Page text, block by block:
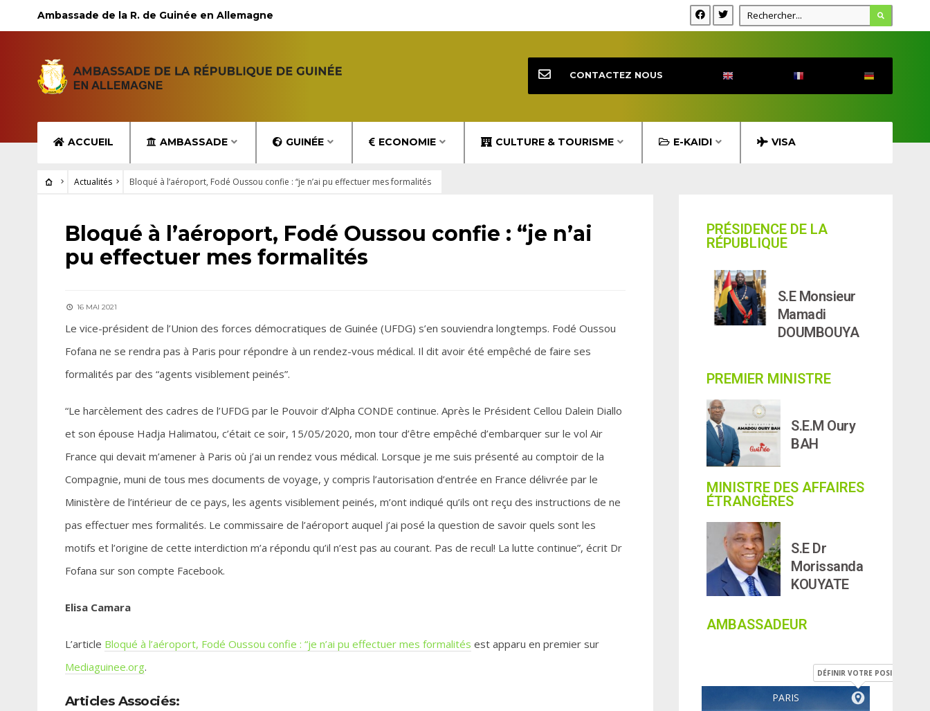
Ambassade de la R. de Guinée en Allemagne
ACCUEIL AMBASSADE GUINÉE ECONOMIE CULTURE & TOURISME E-KAIDI VISA
CONTACTEZ NOUS
Actualités Bloqué à l’aéroport, Fodé Oussou confie : “je n’ai pu effectuer mes formalités
ACTUALITÉS
Bloqué à l’aéroport, Fodé Oussou confie : “je n’ai
pu effectuer mes formalités
16 MAI 2021
Le vice-président de l’Union des forces démocratiques de Guinée (UFDG) s’en souviendra longtemps. Fodé Oussou
Fofana ne se rendra pas à Paris pour répondre à un rendez-vous médical. Il dit avoir été empêché de faire ses
formalités par des “agents visiblement peinés”.
“Le harcèlement des cadres de l’UFDG par le Pouvoir d’Alpha CONDE continue. Après le Président Cellou Dalein Diallo
et son épouse Hadja Halimatou, c’était ce soir, 15/05/2020, mon tour d’être empêché d’embarquer sur le vol Air
France qui devait m’amener à Paris où j’ai un rendez vous médical. Lorsque je me suis présenté au comptoir de la
Compagnie, muni de tous mes documents de voyage, y compris l’autorisation d’entrée en France délivrée par le
Ministère de l’intérieur de ce pays, les agents visiblement peinés, m’ont indiqué qu’ils ont reçu des instructions de ne
pas effectuer mes formalités. Le commissaire de l’aéroport auquel j’ai posé la question de savoir quels sont les
motifs et l’origine de cette interdiction m’a répondu qu’il n’est pas au courant. Pas de recul! La lutte continue”, écrit Dr
Fofana sur son compte Facebook.
Elisa Camara
L’article Bloqué à l’aéroport, Fodé Oussou confie : “je n’ai pu effectuer mes formalités est apparu en premier sur
Mediaguinee.org.
Articles Associés:
PRÉSIDENCE DE LA
RÉPUBLIQUE
S.E Monsieur
Mamadi
DOUMBOUYA
PREMIER MINISTRE
S.E.M Oury
BAH
MINISTRE DES AFFAIRES
ÉTRANGÈRES
S.E Dr
Morissanda
KOUYATE
AMBASSADEUR
PARIS
DÉFINIR VOTRE POSITION